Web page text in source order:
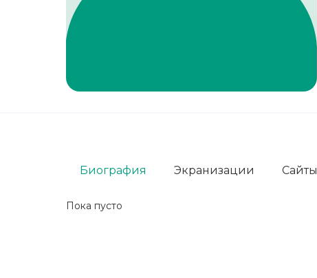
Пока пусто
Биография Экранизации